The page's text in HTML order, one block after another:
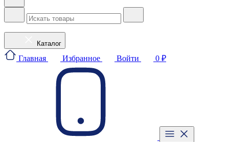
Каталог
Главная Избранное Войти 0 ₽